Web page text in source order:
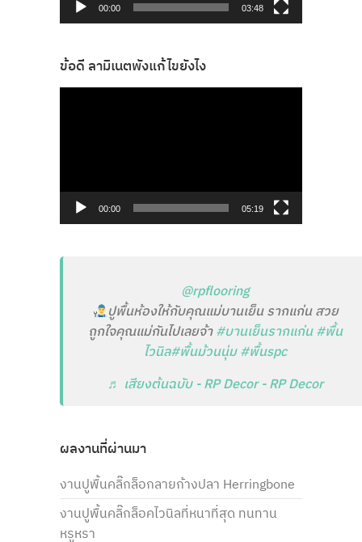
00:00 03:48
ข้อดี ลามิเนตพังแก้ไขยังไง
00:00 05:19
@rpflooring
ปูพื้นห้องให้กับคุณแม่บานเย็น รากแก่น สวย
ถูกใจคุณแม่กันไปเลยจ้า #บานเย็นรากแก่น #พื้น
ไวนิล#พื้นม้วนนุ่ม #พื้นspc
♬ เสียงต้นฉบับ - RP Decor - RP Decor
ผลงานที่ผ่านมา
งานปูพื้นคลิ๊กล็อกลายก้างปลา Herringbone
งานปูพื้นคลิ๊กล็อคไวนิลที่หนาที่สุด ทนทาน
หรูหรา